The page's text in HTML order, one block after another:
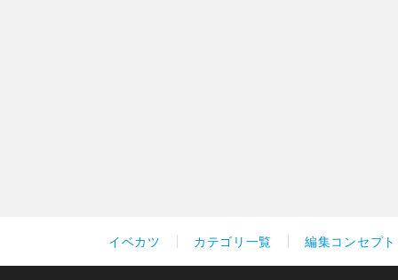
イベカツ カテゴリ一覧 編集コンセプト